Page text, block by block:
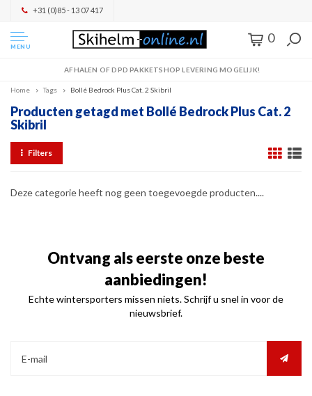
+31 (0)85 - 13 07 417
MENU
0
AFHALEN OF DPD PAKKETSHOP LEVERING MOGELIJK!
Home Tags Bollé Bedrock Plus Cat. 2 Skibril
Producten getagd met Bollé Bedrock Plus Cat. 2
Skibril
Filters
Deze categorie heeft nog geen toegevoegde producten....
Ontvang als eerste onze beste
aanbiedingen!
Echte wintersporters missen niets. Schrijf u snel in voor de
nieuwsbrief.